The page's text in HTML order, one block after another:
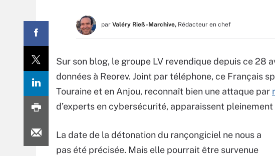
par Valéry Rieß-Marchive, Rédacteur en chef
Sur son blog, le groupe LV revendique depuis ce 28
données à Reorev. Joint par téléphone, ce Français
Touraine et en Anjou, reconnaît bien une attaque par
d’experts en cybersécurité, apparaissent pleinement
La date de la détonation du rançongiciel ne nous a
pas été précisée. Mais elle pourrait être survenue